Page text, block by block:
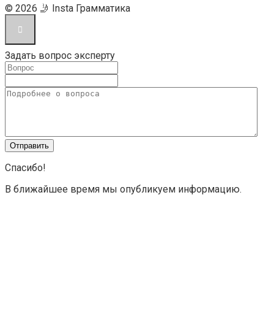
© 2026 🤳 Insta Грамматика
Задать вопрос эксперту
Спасибо!
В ближайшее время мы опубликуем информацию.